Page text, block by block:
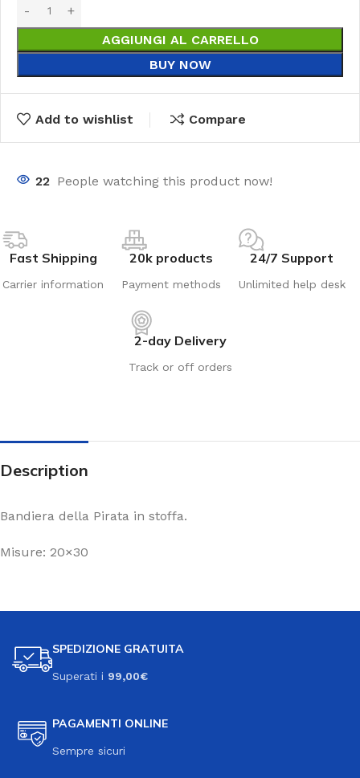
AGGIUNGI AL CARRELLO
BUY NOW
Add to wishlist Compare
22 People watching this product now!
Fast Shipping
Carrier information
20k products
Payment methods
24/7 Support
Unlimited help desk
2-day Delivery
Track or off orders
Description
Bandiera della Pirata in stoffa.
Misure: 20×30
SPEDIZIONE GRATUITA
Superati i 99,00€
PAGAMENTI ONLINE
Sempre sicuri